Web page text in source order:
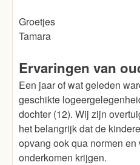
Groetjes
Tamara
Ervaringen van
Een jaar of wat geleden
geschikte
dochter (12). Wij zijn
het belangrijk dat de
opvang ook qua normen
onderkomen krijgen.